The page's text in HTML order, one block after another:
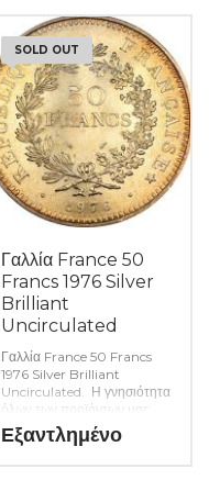
SOLD OUT
Γαλλία France 50
Francs 1976 Silver
Brilliant
Uncirculated
Γαλλία France 50 Francs
1976 Silver Brilliant
Uncirculated. Η γνησιότητα
όλων των προϊόντων μας
είναι εγγυημένη εφ όρου
ζωής ενώ τυχόν
Εξαντλημένο